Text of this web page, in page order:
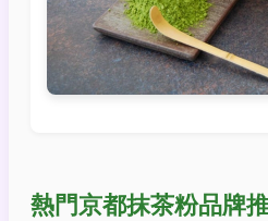
熱門京都抹茶粉品牌